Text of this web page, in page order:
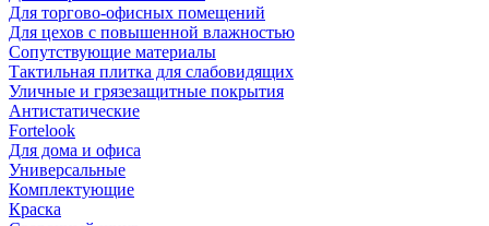
Для торгово-офисных помещений
Для цехов с повышенной влажностью
Сопутствующие материалы
Тактильная плитка для слабовидящих
Уличные и грязезащитные покрытия
Антистатические
Fortelook
Для дома и офиса
Универсальные
Комплектующие
Краска